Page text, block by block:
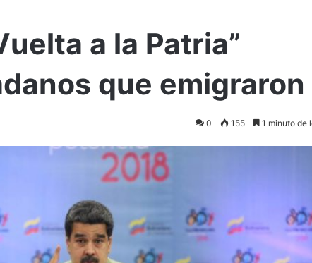
a la Patria”
que emigraron
0 155 1 minuto de